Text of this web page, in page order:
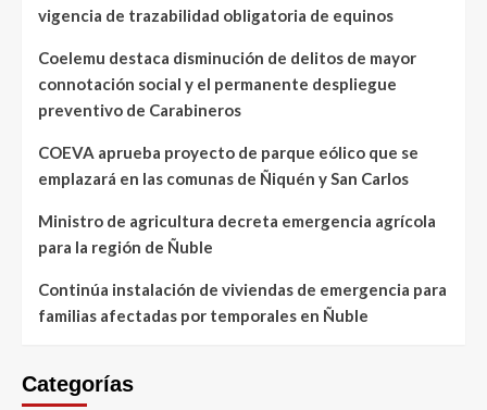
vigencia de trazabilidad obligatoria de equinos
Coelemu destaca disminución de delitos de mayor
connotación social y el permanente despliegue
preventivo de Carabineros
COEVA aprueba proyecto de parque eólico que se
emplazará en las comunas de Ñiquén y San Carlos
Ministro de agricultura decreta emergencia agrícola
para la región de Ñuble
Continúa instalación de viviendas de emergencia para
familias afectadas por temporales en Ñuble
Categorías